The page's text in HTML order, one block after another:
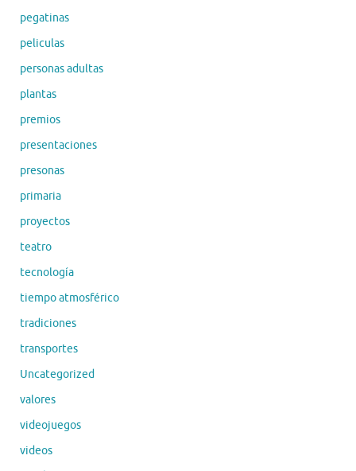
pegatinas
peliculas
personas adultas
plantas
premios
presentaciones
presonas
primaria
proyectos
teatro
tecnología
tiempo atmosférico
tradiciones
transportes
Uncategorized
valores
videojuegos
videos